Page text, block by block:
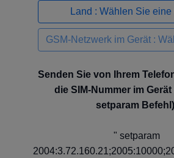
Land : Wählen Sie eine
GSM-Netzwerk im Gerät :
Senden Sie von Ihrem
die SIM-Nummer im
setparam
" setparam